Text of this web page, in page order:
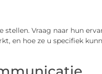
stellen. Vraag naar hun
en hoe ze u specifiek